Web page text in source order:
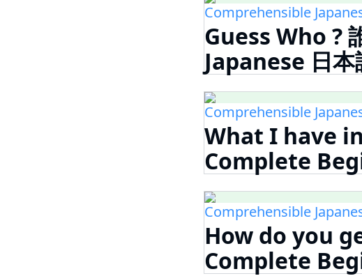
Comprehensible
Guess Who ?
Japanese 日
Comprehensible
What I have
Complete
Comprehensible
How do you
Complete